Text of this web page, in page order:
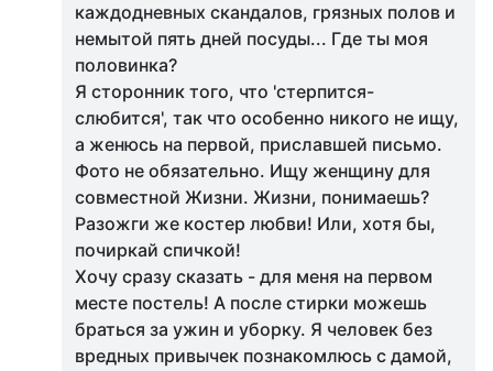
каждодневных скандалов, грязных полов и
немытой пять дней посуды... Где ты моя
половинка?
Я сторонник того, что 'стерпится-
слюбится', так что особенно никого не ищу,
а женюсь на первой, приславшей письмо.
Фото не обязательно. Ищу женщину для
совместной Жизни. Жизни, понимаешь?
Разожги же костер любви! Или, хотя бы,
почиркай спичкой!
Хочу сразу сказать - для меня на первом
месте постель! А после стирки можешь
браться за ужин и уборку. Я человек без
вредных привычек познакомлюсь с дамой,